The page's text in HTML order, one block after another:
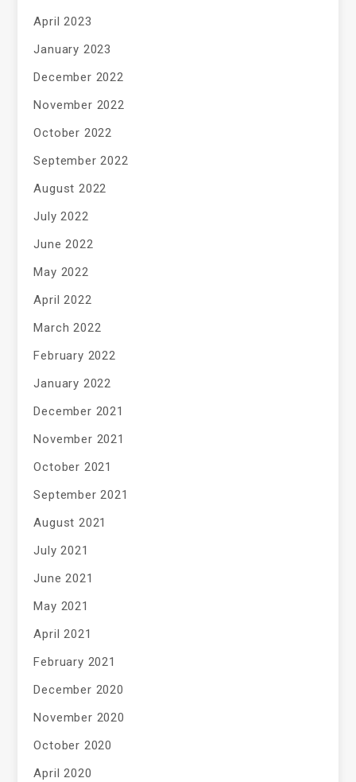
April 2023
January 2023
December 2022
November 2022
October 2022
September 2022
August 2022
July 2022
June 2022
May 2022
April 2022
March 2022
February 2022
January 2022
December 2021
November 2021
October 2021
September 2021
August 2021
July 2021
June 2021
May 2021
April 2021
February 2021
December 2020
November 2020
October 2020
April 2020